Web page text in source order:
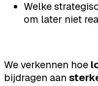
Welke
om later niet
We verkennen hoe
bijdragen aan